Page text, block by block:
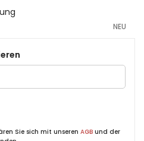
NEU
Sie sich mit unseren AGB und der